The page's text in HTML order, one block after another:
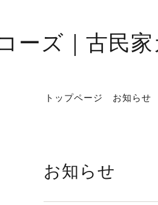
ーズ｜古民
トップページ お知らせ
お知らせ